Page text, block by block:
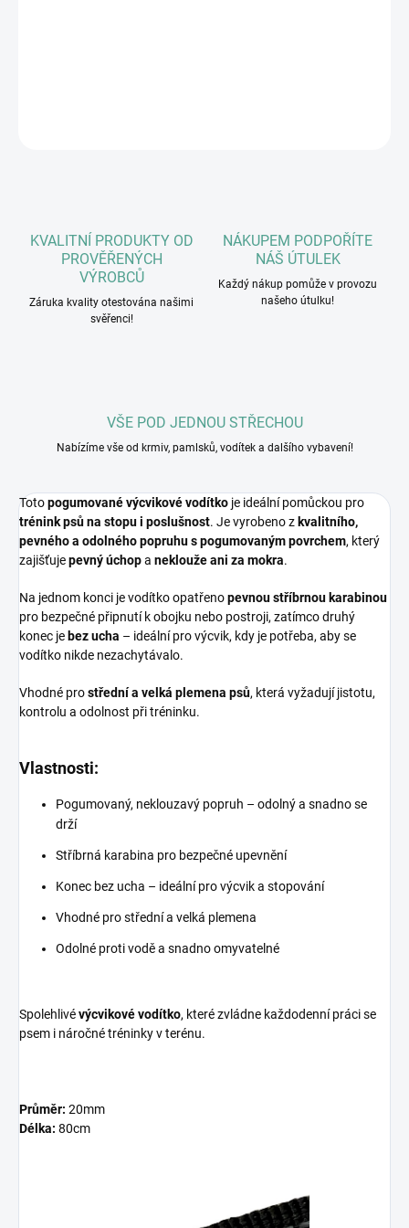
KVALITNÍ PRODUKTY OD
PROVĚŘENÝCH
VÝROBCŮ
Záruka kvality otestována našimi
svěřenci!
NÁKUPEM PODPOŘÍTE
NÁŠ ÚTULEK
Každý nákup pomůže v provozu
našeho útulku!
VŠE POD JEDNOU STŘECHOU
Nabízíme vše od krmiv, pamlsků, vodítek a dalšího vybavení!
Totopogumované výcvikové vodítko je ideální pomůckou pro
trénink psů na stopu i poslušnost. Je vyrobeno z kvalitního,
pevného a odolného popruhu s pogumovaným povrchem, který
zajišťujepevný úchopa neklouže ani za mokra.
Na jednom konci je vodítko opatřenopevnou stříbrnou karabinou
pro bezpečné připnutí k obojku nebo postroji, zatímco druhý
konec je bez ucha – ideální pro výcvik, kdy je potřeba, aby se
vodítko nikde nezachytávalo.
Vhodné prostřední a velká plemena psů, která vyžadují jistotu,
kontrolu a odolnost při tréninku.
Vlastnosti:
Pogumovaný, neklouzavý popruh – odolný a snadno se
drží
Stříbrná karabina pro bezpečné upevnění
Konec bez ucha – ideální pro výcvik a stopování
Vhodné pro střední a velká plemena
Odolné proti vodě a snadno omyvatelné
Spolehlivévýcvikové vodítko, které zvládne každodenní práci se
psem i náročné tréninky v terénu.
Průměr: 20mm
Délka: 80cm